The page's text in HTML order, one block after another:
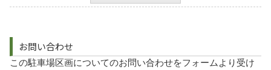
お問い合わせ